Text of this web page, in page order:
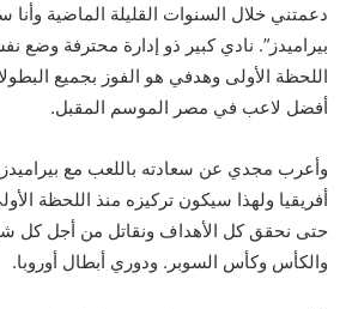
دعمتني خلال السنوات القليلة الماضية وأنا
بيراميدز”. نادي كبير ذو إدارة محترفة وضع
اللحظة الأولى وهدفي هو الفوز بجميع
أفضل لاعب في مصر الموسم المقبل.
وأعرب مجدي عن سعادته باللعب مع
أفريقيا ولهذا سيكون تركيزه منذ اللحظة
حتى نحقق كل الأهداف ونقاتل من أجل كل
والكأس وكأس السوبر. ودوري أبطال أوروبا.